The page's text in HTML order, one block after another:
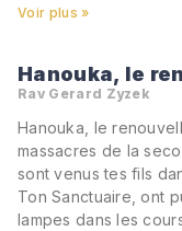
Voir plus »
Hanouka, le
Rav Gerard Zyzek
Hanouka, le
massacres de la
sont venus tes fils
Ton Sanctuaire, ont
lampes dans les